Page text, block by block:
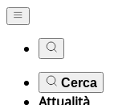
Cerca